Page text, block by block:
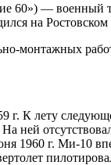
60») — военный
на Ростовском
монтажных
г. К лету
1960 г. Ми-10